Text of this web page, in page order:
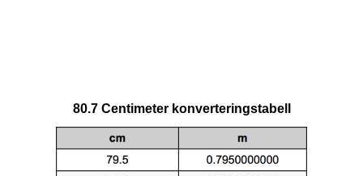
80.7 Centimeter konverteringstabell